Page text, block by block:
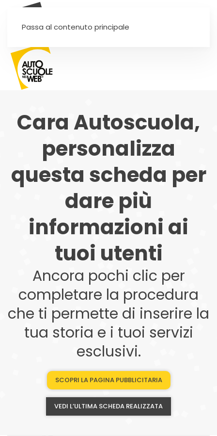
Passa al contenuto principale
Cara Autoscuola,
personalizza
questa scheda per
dare più
informazioni ai
tuoi utenti
Ancora pochi clic per
completare la procedura
che ti permette di inserire la
tua storia e i tuoi servizi
esclusivi.
SCOPRI LA PAGINA PUBBLICITARIA
VEDI L’ULTIMA SCHEDA REALIZZATA